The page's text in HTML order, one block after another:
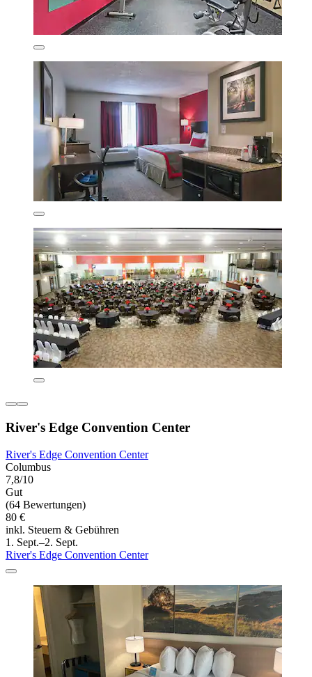
River's Edge Convention Center
River's Edge Convention Center
Columbus
7,8/10
Gut
(64 Bewertungen)
80 €
inkl. Steuern & Gebühren
1. Sept.–2. Sept.
River's Edge Convention Center